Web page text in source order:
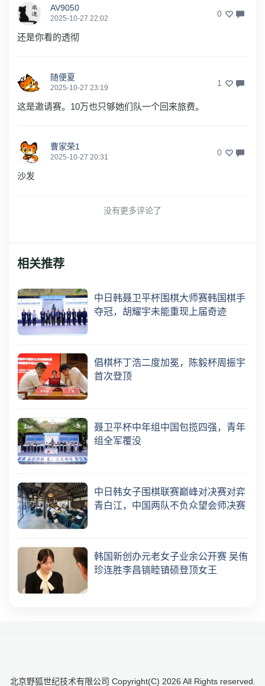
AV9050
2025-10-27 22:02 0
还是你看的透彻
随便夏
2025-10-27 23:19 1
这是邀请赛。10万也只够她们队一个回来旅费。
曹家荣1
2025-10-27 20:31 0
沙发
没有更多评论了
相关推荐
中日韩聂卫平杯围棋大师赛韩国棋手
夺冠，胡耀宇未能重现上届奇迹
倡棋杯丁浩二度加冕，陈毅杯周振宇
首次登顶
聂卫平杯中年组中国包揽四强，青年
组全军覆没
中日韩女子围棋联赛巅峰对决赛对弈
青白江，中国两队不负众望会师决赛
韩国新创办元老女子业余公开赛 吴侑
珍连胜李昌镐睦镇硕登顶女王
北京野狐世纪技术有限公司 Copyright(C) 2026 All Rights reserved.